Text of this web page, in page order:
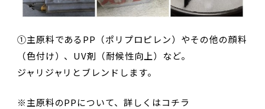
①主原料であるPP（ポリプロピレン）やその他の顔料
（色付け）、UV剤（耐候性向上）など。
ジャリジャリとブレンドします。
※主原料のPPについて、詳しくはコチラ